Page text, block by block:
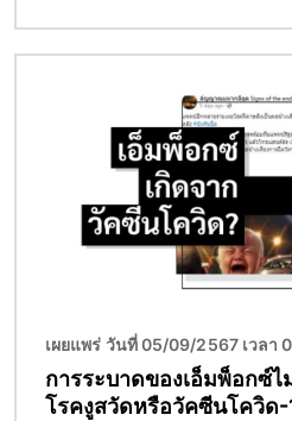
เผยแพร่ วันที่ 05/09/2567 เวลา
การระบาดของเอ็มพ็อกซ์
โรคงูสวัดหรือวัคซีนโควิด-